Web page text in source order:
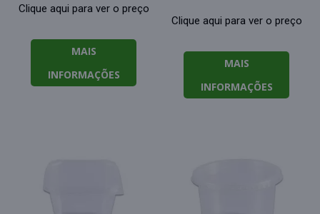
Clique aqui para ver o preço
MAIS
INFORMAÇÕES
Clique aqui para ver o preço
MAIS
INFORMAÇÕES